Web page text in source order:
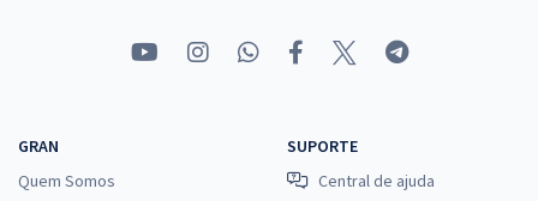
GRAN
Quem Somos
SUPORTE
Central de ajuda